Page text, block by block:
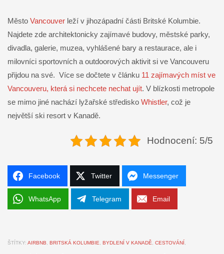
Město Vancouver leží v jihozápadní části Britské Kolumbie.
Najdete zde architektonicky zajímavé budovy, městské parky,
divadla, galerie, muzea, vyhlášené bary a restaurace, ale i
milovníci sportovních a outdoorových aktivit si ve Vancouveru
přijdou na své. Více se dočtete v článku 11 zajímavých míst ve
Vancouveru, která si nechcete nechat ujít. V blízkosti metropole
se mimo jiné nachází lyžařské středisko Whistler, což je
největší ski resort v Kanadě.
Hodnocení: 5/5
Facebook Twitter Messenger
WhatsApp Telegram Email
ŠTÍTKY: AIRBNB BRITSKÁ KOLUMBIE BYDLENÍ V KANADĚ CESTOVÁNÍ